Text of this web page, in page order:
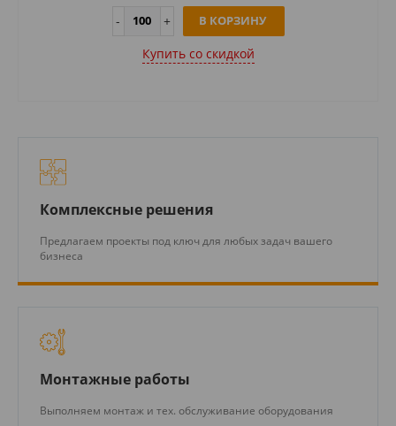
В КОРЗИНУ
Купить cо скидкой
Комплексные решения
Предлагаем проекты под ключ для любых задач вашего
бизнеса
Монтажные работы
Выполняем монтаж и тех. обслуживание оборудования